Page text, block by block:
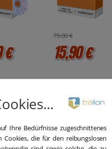
€
79,00 €
15,90 €
Ihre Bedürfnisse zugeschnittenes
Cookies, die für den reibungslosen